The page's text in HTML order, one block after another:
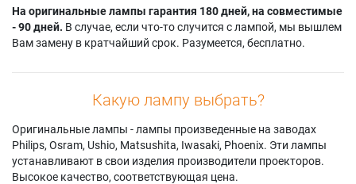
На оригинальные лампы гарантия 180 дней, на совместимые
- 90 дней. В случае, если что-то случится с лампой, мы вышлем
Вам замену в кратчайший срок. Разумеется, бесплатно.
Какую лампу выбрать?
Оригинальные лампы - лампы произведенные на заводах
Philips, Osram, Ushio, Matsushita, Iwasaki, Phoenix. Эти лампы
устанавливают в свои изделия производители проекторов.
Высокое качество, соответствующая цена.